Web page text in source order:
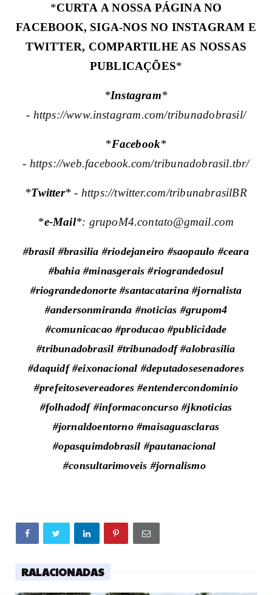
*CURTA A NOSSA PÁGINA NO
FACEBOOK, SIGA-NOS NO INSTAGRAM E
TWITTER, COMPARTILHE AS NOSSAS
PUBLICAÇÕES*
*Instagram*
- https://www.instagram.com/tribunadobrasil/
*Facebook*
- https://web.facebook.com/tribunadobrasil.tbr/
*Twitter* - https://twitter.com/tribunabrasilBR
*e-Mail*: grupoM4.contato@gmail.com
#brasil #brasilia #riodejaneiro #saopaulo #ceara
#bahia #minasgerais #riograndedosul
#riograndedonorte #santacatarina #jornalista
#andersonmiranda #noticias #grupom4
#comunicacao #producao #publicidade
#tribunadobrasil #tribunadodf #alobrasilia
#daquidf #eixonacional #deputadosesenadores
#prefeitosevereadores #entendercondominio
#folhadodf #informaconcurso #jknoticias
#jornaldoentorno #maisaguasclaras
#opasquimdobrasil #pautanacional
#consultarimoveis #jornalismo
RALACIONADAS